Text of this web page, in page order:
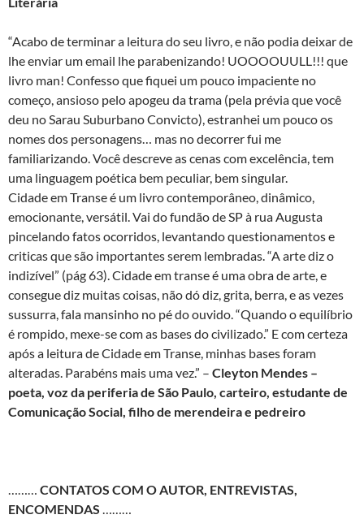
“Acabo de terminar a leitura do seu livro, e não podia deixar de
lhe enviar um email lhe parabenizando! UOOOOUULL!!! que
livro man! Confesso que fiquei um pouco impaciente no
começo, ansioso pelo apogeu da trama (pela prévia que você
deu no Sarau Suburbano Convicto), estranhei um pouco os
nomes dos personagens… mas no decorrer fui me
familiarizando. Você descreve as cenas com excelência, tem
uma linguagem poética bem peculiar, bem singular.
Cidade em Transe é um livro contemporâneo, dinâmico,
emocionante, versátil. Vai do fundão de SP à rua Augusta
pincelando fatos ocorridos, levantando questionamentos e
criticas que são importantes serem lembradas. “A arte diz o
indizível” (pág 63). Cidade em transe é uma obra de arte, e
consegue diz muitas coisas, não dó diz, grita, berra, e as vezes
sussurra, fala mansinho no pé do ouvido. “Quando o equilíbrio
é rompido, mexe-se com as bases do civilizado.” E com certeza
após a leitura de Cidade em Transe, minhas bases foram
alteradas. Parabéns mais uma vez.” – Cleyton Mendes –
poeta, voz da periferia de São Paulo, carteiro, estudante de
Comunicação Social, filho de merendeira e pedreiro
……… CONTATOS COM O AUTOR, ENTREVISTAS,
ENCOMENDAS ………